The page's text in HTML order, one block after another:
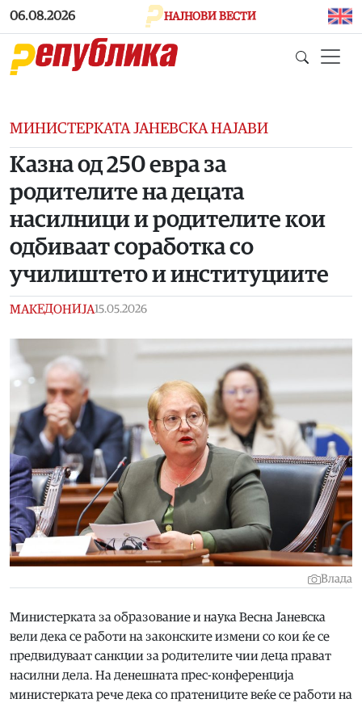
Skip to main content
06.08.2026 НАЈНОВИ ВЕСТИ
МИНИСТЕРКАТА ЈАНЕВСКА НАЈАВИ
Казна од 250 евра за
родителите на децата
насилници и родителите кои
одбиваат соработка со
училиштето и институциите
МАКЕДОНИЈА15.05.2026
Влада
Министерката за образование и наука Весна Јаневска
вели дека се работи на законските измени со кои ќе се
предвидуваат санкции за родителите чии деца прават
насилни дела. На денешната прес-конференција
министерката рече дека со пратениците веќе се работи на